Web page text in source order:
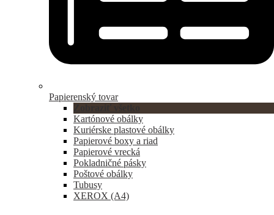
Papierenský tovar
Kartónové obálky
Kuriérske plastové obálky
Papierové boxy a riad
Papierové vrecká
Pokladničné pásky
Poštové obálky
Tubusy
XEROX (A4)